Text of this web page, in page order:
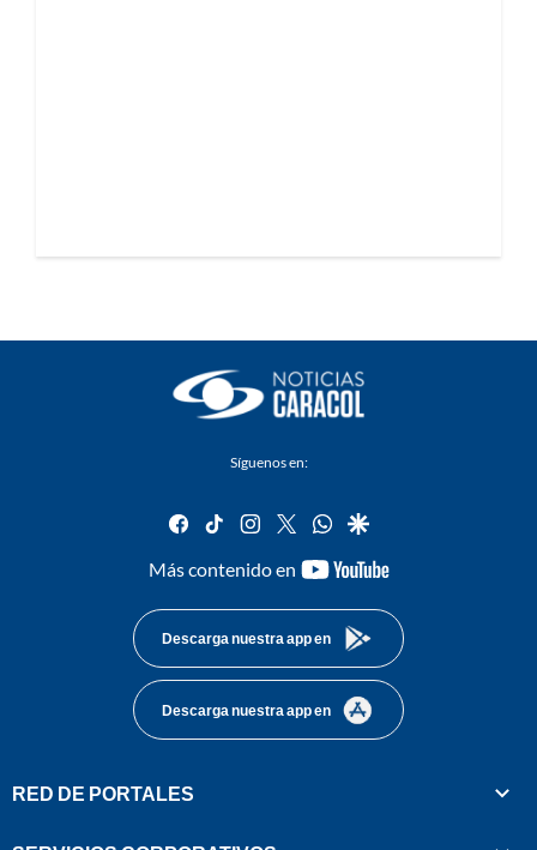
Síguenos en:
facebook
tiktok instagram
twitterwhatsapp
google
Más contenido en
youtube-
Descarga nuestra app en
Descarga nuestra app en
RED DE PORTALES